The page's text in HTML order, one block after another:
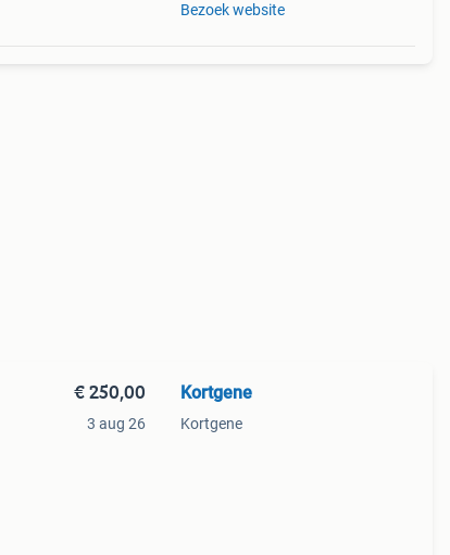
Bezoek website
€ 250,00
3 aug 26
Kortgene
Kortgene